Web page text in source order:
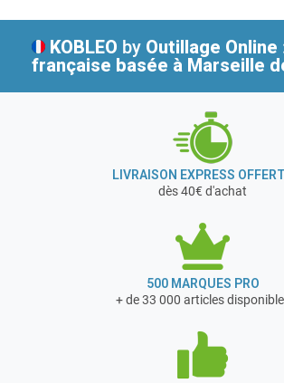
KOBLEO by Outillage Online
française basée à Marseille
LIVRAISON EXPRESS
dès 40€ d'achat
500 MARQUES PRO
+ de 33 000 articles